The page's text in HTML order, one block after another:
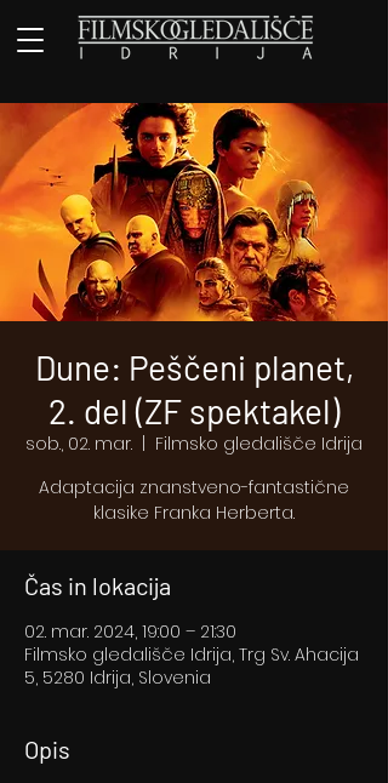
Dune: Peščeni planet,
2. del (ZF spektakel)
sob., 02. mar.
Filmsko gledališče Idrija
Adaptacija znanstveno-fantastične
klasike Franka Herberta.
Čas in lokacija
02. mar. 2024, 19:00 – 21:30
Filmsko gledališče Idrija, Trg Sv. Ahacija
5, 5280 Idrija, Slovenia
Opis